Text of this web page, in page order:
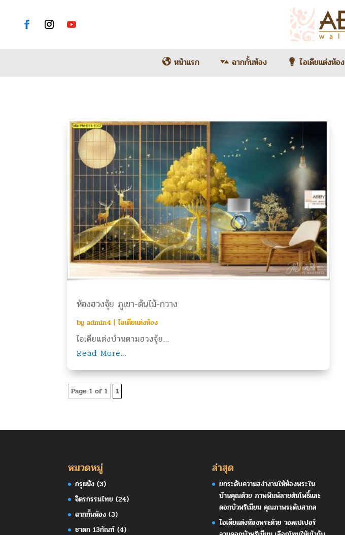
หน้าแรก ฉากกั้นห้อง ไอเดียแต่งห้อง
ห้องฮวงจุ้ย ภูเขา-ต้นไม้-กวาง
by admin4 | ไอเดียแต่งห้อง
ไอเดียแต่งบ้านตามฮวงจุ้ย...
Read More...
Page 1 of 1 1
หมวดหมู่
กรุผนัง (3)
จิตรกรรมไทย (24)
ฉากกั้นห้อง (3)
ชาดก 13กัณฑ์ (4)
ล่าสุด
ยกระดับความสง่างามให้ห้องพระใน
บ้านคุณด้วย ภาพพิมพ์ลายต้นโพธิ์และ
ดอกบัวพรีเมียม คุณภาพระดับสากล
ไอเดียแต่งห้องพระด้วย วอลเปเปอร์